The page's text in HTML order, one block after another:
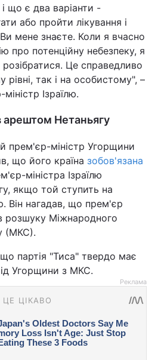
і що є два варіанти -
або пройти лікування і
мене знаєте. Коли я вчасно
про потенційну небезпеку, я
Це справедливо
рівні, так і на особистому", –
Ізраїлю.
арештом Нетаньягу
прем'єр-міністр Угорщини
що його країна зобов'язана
міністра Ізраїлю
якщо той ступить на
Він нагадав, що прем'єр
розшуку Міжнародного
(МКС).
партія "Тиса" твердо має
Угорщини з МКС.
Реклама